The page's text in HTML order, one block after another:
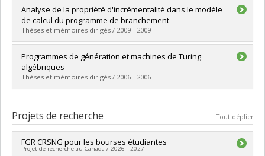
Diplômé(e) :Elias, Yara
Cycle :Maîtrise
Diplôme obtenu :M. Sc.
Lien vers le document dans Papyrus
Analyse de la propriété d'incrémentalité dans le modèle
de calcul du programme de branchement
Thèses et mémoires dirigés / 2009 - 2009
Diplômé(e) : Pouliot, David
Cycle :Maîtrise
Diplôme obtenu :M. Sc.
Lien vers le document dans Papyrus
Programmes de génération et machines de Turing
algébriques
Thèses et mémoires dirigés / 2006 - 2006
Cycle : Maîtrise
Diplôme obtenu :M. Sc.
Lien vers le document dans Papyrus
Projets de recherche Tout déplier
FGR CRSNG pour les bourses étudiantes
Projet de recherche au Canada / 2026 - 2027